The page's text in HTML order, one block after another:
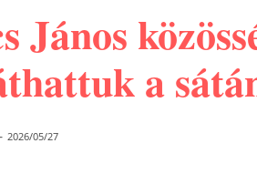
János
a
2026/05/27